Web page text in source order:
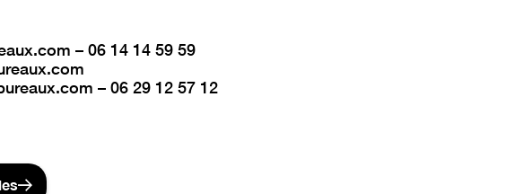
– 06 14 14 59 59
– 06 29 12 57 12